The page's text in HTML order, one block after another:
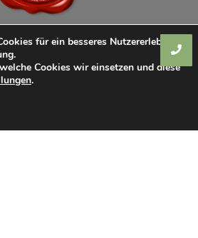
für ein besseres Nutzererlebnis
Cookies wir einsetzen und diese
.